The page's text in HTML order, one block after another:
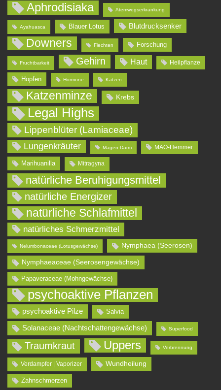
Aphrodisiaka Atemwegserkrankung
Ayahuasca Blauer Lotus Blutdrucksenker
Downers Flechten Forschung
Fruchtbarkeit Gehirn Haut Heilpflanze
Hopfen Hormone Katzen
Katzenminze Krebs
Legal Highs
Lippenblüter (Lamiaceae)
Lungenkräuter Magen-Darm MAO-Hemmer
Marihuanilla Mitragyna
natürliche Beruhigungsmittel
natürliche Energizer
natürliche Schlafmittel
natürliches Schmerzmittel
Nelumbonaceae (Lotusgewächse) Nymphaea (Seerosen)
Nymphaeaceae (Seerosengewächse)
Papaveraceae (Mohngewächse)
psychoaktive Pflanzen
psychoaktive Pilze Salvia
Solanaceae (Nachtschattengewächse) Superfood
Traumkraut Uppers Verbrennung
Verdampfer | Vaporizer Wundheilung
Zahnschmerzen